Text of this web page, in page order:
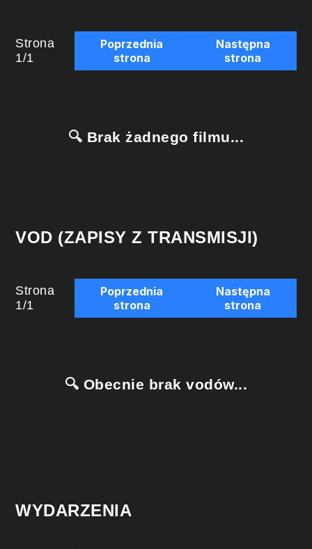
Strona
1/1
Poprzednia
strona
Następna
strona
🔍 Brak żadnego filmu...
VOD (ZAPISY Z TRANSMISJI)
Strona
1/1
Poprzednia
strona
Następna
strona
🔍 Obecnie brak vodów...
WYDARZENIA